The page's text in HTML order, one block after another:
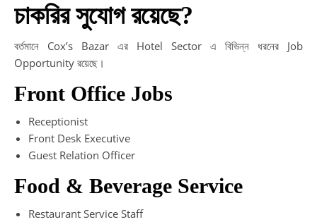
চাকরির সুযোগ রয়েছে?
বর্তমানে Cox’s Bazar এর Hotel Sector এ বিভিন্ন ধরনের Job
Opportunity রয়েছে।
Front Office Jobs
Receptionist
Front Desk Executive
Guest Relation Officer
Food & Beverage Service
Restaurant Service Staff